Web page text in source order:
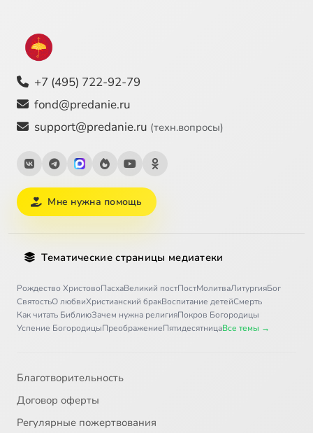
+7 (495) 722-92-79
fond@predanie.ru
support@predanie.ru (техн.вопросы)
Мне нужна помощь
Тематические страницы медиатеки
Рождество ХристовоПасхаВеликий постПостМолитваЛитургияБог
СвятостьО любвиХристианский бракВоспитание детейСмерть
Как читать БиблиюЗачем нужна религияПокров Богородицы
Успение БогородицыПреображениеПятидесятницаВсе темы →
Благотворительность
Договор оферты
Регулярные пожертвования